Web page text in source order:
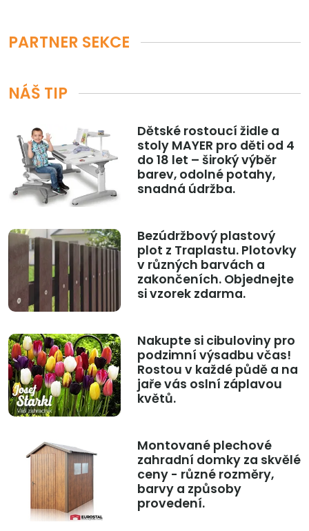
PARTNER SEKCE
NÁŠ TIP
Dětské rostoucí židle a
stoly MAYER pro děti od 4
do 18 let – široký výběr
barev, odolné potahy,
snadná údržba.
Bezúdržbový plastový
plot z Traplastu. Plotovky
v různých barvách a
zakončeních. Objednejte
si vzorek zdarma.
Nakupte si cibuloviny pro
podzimní výsadbu včas!
Rostou v každé půdě a na
jaře vás oslní záplavou
květů.
Montované plechové
zahradní domky za skvělé
ceny - různé rozměry,
barvy a způsoby
provedení.